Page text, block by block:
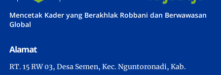
Mencetak Kader yang Berakhlak Robbani dan Berwawasan
Global
Alamat
RT. 15 RW 03, Desa Semen, Kec. Nguntoronadi, Kab.